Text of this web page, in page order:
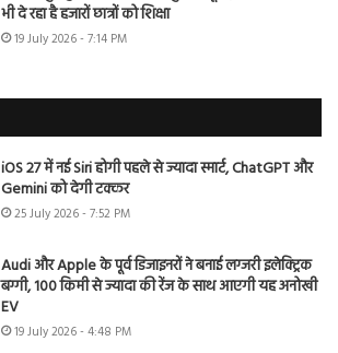
भी दे रहा है हजारों छात्रों को शिक्षा
19 July 2026 - 7:14 PM
iOS 27 में नई Siri होगी पहले से ज्यादा स्मार्ट, ChatGPT और
Gemini को देगी टक्कर
25 July 2026 - 7:52 PM
Audi और Apple के पूर्व डिजाइनरों ने बनाई लग्जरी इलेक्ट्रिक
बग्गी, 100 किमी से ज्यादा की रेंज के साथ आएगी यह अनोखी
EV
19 July 2026 - 4:48 PM